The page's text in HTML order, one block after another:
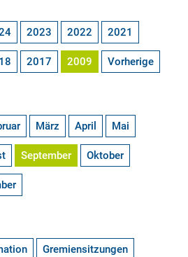
2023 2022 2021
2017 2009 Vorherige
März April Mai
September Oktober
Gremiensitzungen